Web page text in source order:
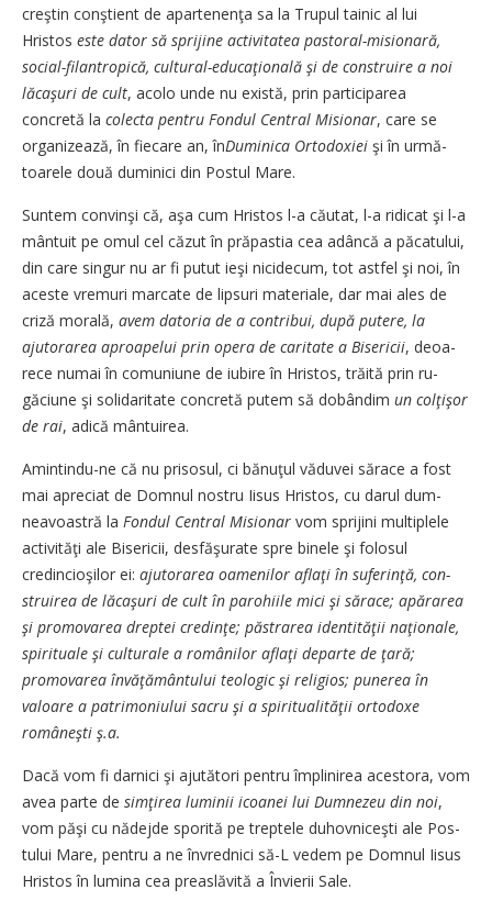
creştin conştient de apar­te­­­nenţa sa la Trupul tainic al lui
Hristos este dator să spriji­ne activitatea pastoral-misio­na­ră,
social-filantropică, cultu­ral-educaţională şi de construi­re a noi
lăcaşuri de cult, acolo un­de nu există, prin participa­rea
concretă la colecta pentru Fon­dul Central Misionar, care se
organizează, în fiecare an, înDu­minica Ortodoxiei şi în ur­mă­
toarele două duminici din Postul Mare.
Suntem convinşi că, aşa cum Hris­tos l-a căutat, l-a ridicat şi l-a
mântuit pe omul cel căzut în pră­pastia cea adâncă a păcatului,
din care singur nu ar fi pu­tut ieşi nicidecum, tot astfel şi noi, în
aceste vremuri marcate de lipsuri materiale, dar mai a­les de
criză morală, avem datoria de a contribui, după putere, la
ajutorarea aproapelui prin o­pe­ra de caritate a Bisericii, de­oa­
rece numai în comuniune de iu­bire în Hristos, trăită prin ru­
găciune şi solidaritate con­cre­­tă putem să dobândim un col­ţişor
de rai, adică mântui­rea.
Amintindu-ne că nu prisosul, ci bănuţul văduvei sărace a fost
mai apreciat de Domnul nos­tru Iisus Hristos, cu darul dum­
neavoastră la Fondul Cen­­tral Misionar vom sprijini mul­ti­­plele
activităţi ale Bise­ricii, des­făşurate spre binele şi folosul
credincioşilor ei: ajutorarea oa­menilor aflaţi în suferinţă, con­
struirea de lăca­şuri de cult în parohiile mici şi sărace; a­pă­ra­rea
şi promo­va­rea dreptei cre­dinţe; păstra­rea identităţii na­ţionale,
spirituale şi cultu­rale a românilor aflaţi departe de ţară;
promovarea învă­ţă­mân­tului teologic şi religios; pu­nerea în
valoare a patri­mo­ni­u­lui sacru şi a spiritualităţii or­todoxe
româneşti ş.a.
Dacă vom fi darnici şi a­ju­tă­tori pentru împlinirea acestora, vom
avea parte de sim­ţirea luminii icoanei lui Dum­nezeu din noi,
vom păşi cu nă­dejde spori­tă pe treptele du­hovniceşti ale Pos­
tului Mare, pentru a ne în­vred­nici să-L ve­dem pe Dom­nul Iisus
Hris­tos în lumina cea pre­a­slăvită a Învierii Sale.